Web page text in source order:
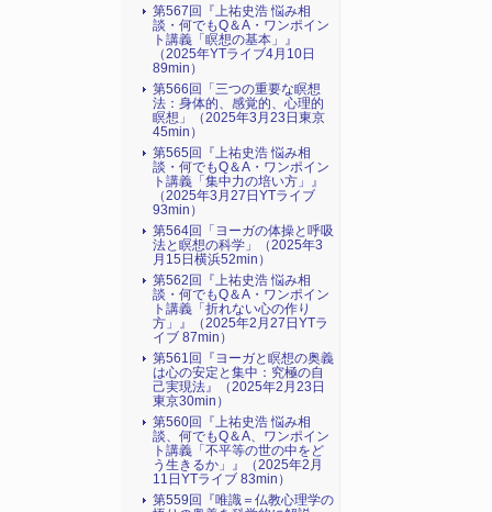
第567回『上祐史浩 悩み相
談・何でもQ＆A・ワンポイン
ト講義「瞑想の基本」』
（2025年YTライブ4月10日
89min）
第566回「三つの重要な瞑想
法：身体的、感覚的、心理的
瞑想」（2025年3月23日東京
45min）
第565回『上祐史浩 悩み相
談・何でもQ＆A・ワンポイン
ト講義「集中力の培い方」』
（2025年3月27日YTライブ
93min）
第564回「ヨーガの体操と呼吸
法と瞑想の科学」（2025年3
月15日横浜52min）
第562回『上祐史浩 悩み相
談・何でもQ＆A・ワンポイン
ト講義「折れない心の作り
方」』（2025年2月27日YTラ
イブ 87min）
第561回『ヨーガと瞑想の奥義
は心の安定と集中：究極の自
己実現法』（2025年2月23日
東京30min）
第560回『上祐史浩 悩み相
談、何でもQ＆A、ワンポイン
ト講義「不平等の世の中をど
う生きるか」』（2025年2月
11日YTライブ 83min）
第559回『唯識＝仏教心理学の